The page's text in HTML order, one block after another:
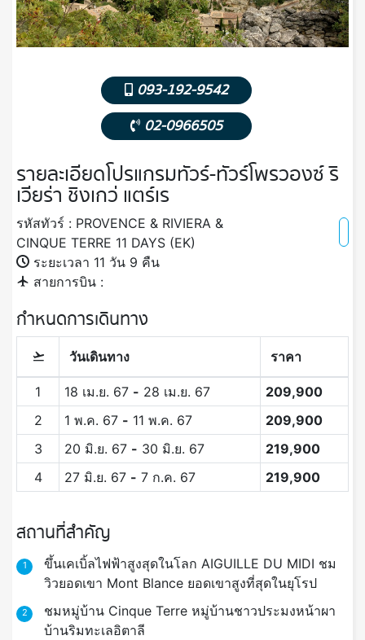
093-192-9542
02-0966505
รายละเอียดโปรแกรมทัวร์-ทัวร์โพรวองซ์ ริ
เวียร่า ชิงเกว่ แตร์เร
รหัสทัวร์ : PROVENCE & RIVIERA &
CINQUE TERRE 11 DAYS (EK)
ระยะเวลา 11 วัน 9 คืน
สายการบิน :
กำหนดการเดินทาง
วันเดินทาง ราคา
1 18 เม.ย. 67 - 28 เม.ย. 67
209,900
2
1 พ.ค. 67 - 11 พ.ค. 67
209,900
3
20 มิ.ย. 67 - 30 มิ.ย. 67
219,900
4
27 มิ.ย. 67 - 7 ก.ค. 67 219,900
สถานที่สำคัญ
1
ขึ้นเคเบิ้ลไฟฟ้าสูงสุดในโลก AIGUILLE DU MIDI ชม
วิวยอดเขา Mont Blance ยอดเขาสูงที่สุดในยุโรป
2
ชมหมู่บ้าน Cinque Terre หมู่บ้านชาวประมงหน้าผา
บ้านริมทะเลอิตาลี